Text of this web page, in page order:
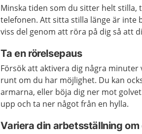
Minska tiden som du sitter helt
telefonen. Att sitta stilla länge är inte
viss del genom att röra på dig så att
Ta en rörelsepaus
Försök att aktivera dig några
runt om du har möjlighet. Du kan
armarna, eller böja dig ner mot
upp och ta ner något från en hylla.
Variera din arbetsställning